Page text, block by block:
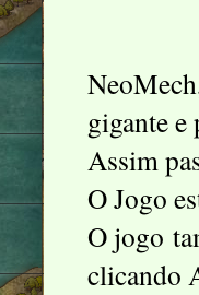
gigante e
Assim
O Jogo
O jogo
clicando